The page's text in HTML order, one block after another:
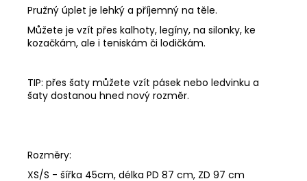
Pružný úplet je lehký a příjemný na těle.
Můžete je vzít přes kalhoty, legíny, na silonky, ke
kozačkám, ale i teniskám či lodičkám.
TIP: přes šaty můžete vzít pásek nebo ledvinku a
šaty dostanou hned nový rozměr.
Rozměry:
XS/S - šířka 45cm, délka PD 87 cm, ZD 97 cm